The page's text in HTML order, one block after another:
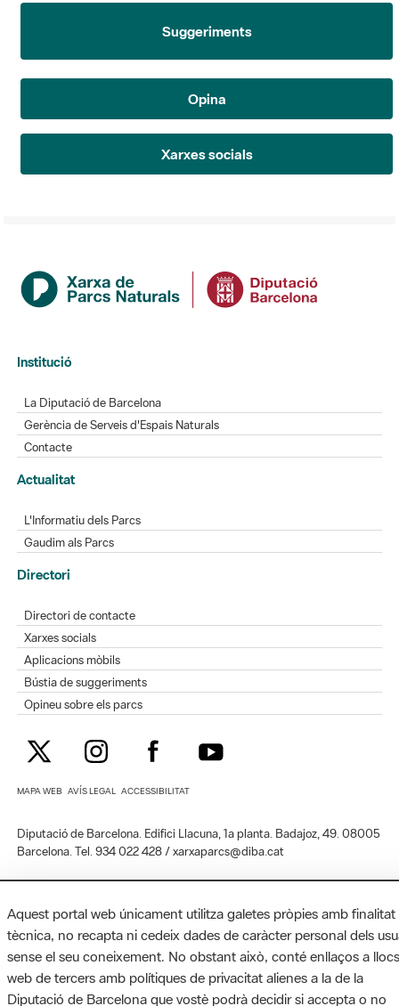
Suggeriments
Opina
Xarxes socials
Institució
La Diputació de Barcelona
Gerència de Serveis d'Espais Naturals
Contacte
Actualitat
L'Informatiu dels Parcs
Gaudim als Parcs
Directori
Directori de contacte
Xarxes socials
Aplicacions mòbils
Bústia de suggeriments
Opineu sobre els parcs
MAPA WEB AVÍS LEGAL ACCESSIBILITAT
Diputació de Barcelona. Edifici Llacuna, 1a planta. Badajoz, 49. 08005
Barcelona. Tel. 934 022 428 / xarxaparcs@diba.cat
Aquest portal web únicament utilitza galetes pròpies amb finalitat
tècnica, no recapta ni cedeix dades de caràcter personal dels
sense el seu coneixement. No obstant això, conté enllaços a llocs
web de tercers amb polítiques de privacitat alienes a la de la
Diputació de Barcelona que vostè podrà decidir si accepta o no